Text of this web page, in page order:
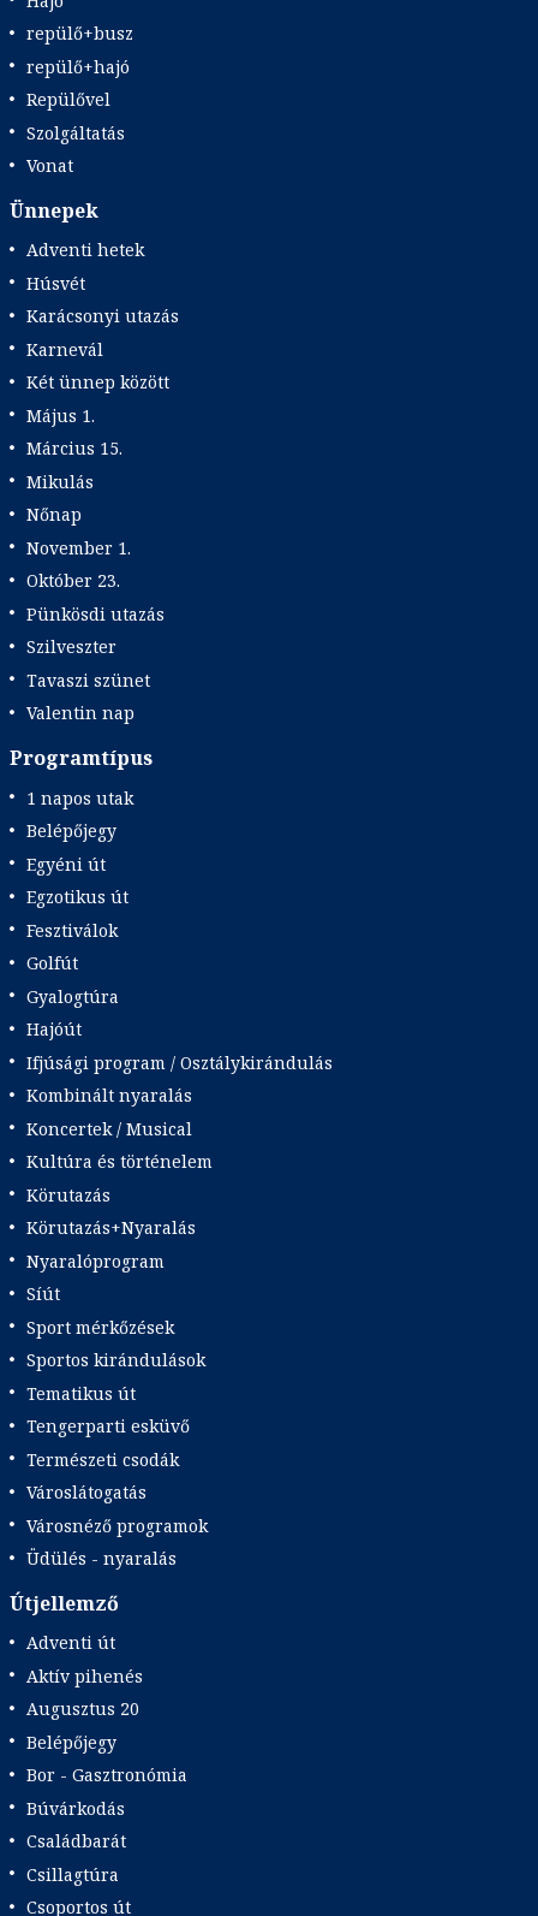
repülő+busz
repülő+hajó
Repülővel
Szolgáltatás
Vonat
Ünnepek
Adventi hetek
Húsvét
Karácsonyi utazás
Karnevál
Két ünnep között
Május 1.
Március 15.
Mikulás
Nőnap
November 1.
Október 23.
Pünkösdi utazás
Szilveszter
Tavaszi szünet
Valentin nap
Programtípus
1 napos utak
Belépőjegy
Egyéni út
Egzotikus út
Fesztiválok
Golfút
Gyalogtúra
Hajóút
Ifjúsági program / Osztálykirándulás
Kombinált nyaralás
Koncertek / Musical
Kultúra és történelem
Körutazás
Körutazás+Nyaralás
Nyaralóprogram
Síút
Sport mérkőzések
Sportos kirándulások
Tematikus út
Tengerparti esküvő
Természeti csodák
Városlátogatás
Városnéző programok
Üdülés - nyaralás
Útjellemző
Adventi út
Aktív pihenés
Augusztus 20
Belépőjegy
Bor - Gasztronómia
Búvárkodás
Családbarát
Csillagtúra
Csoportos út